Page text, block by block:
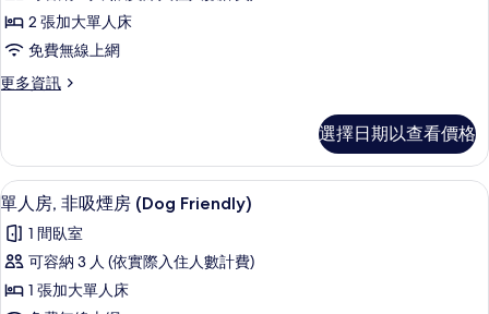
片
情
床
房,
煙
的
所
有
相
片
2 張加大單人床
免費無線上網
更多資訊
更
房,
吸
煙
的
詳
選擇日期以查看價格
顯
示
單
人
房,
8
單人房, 非吸煙房 (Dog Friendly)
1 間臥室
可容納 3 人 (依實際入住人數計費)
1 張加大單人床